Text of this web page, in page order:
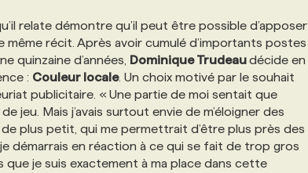
relate démontre qu’il peut être possible d’apposer
récit. Après avoir cumulé d’importants postes
quinzaine d’années, Dominique Trudeaudécide en
: Couleur locale. Un choix motivé par le souhait
publicitaire. « Une partie de moi sentait que
jeu. Mais j’avais surtout envie de m’éloigner des
plus petit, qui me permettrait d’être plus près des
démarrais en réaction à ce qui se fait de trop gros
que je suis exactement à ma place dans cette